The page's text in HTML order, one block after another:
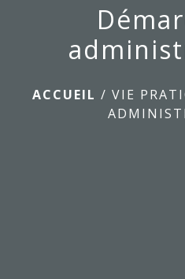
ACCUEIL / VIE